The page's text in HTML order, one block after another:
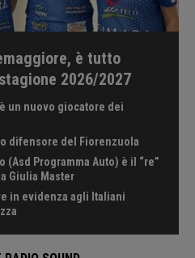
è tutto
2026/2027
un nuovo giocatore dei
difensore del Fiorenzuola
(Asd Programma Auto) è il “re”
Giulia Master
in evidenza agli Italiani